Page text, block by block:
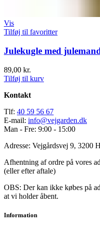
Vis
Tilføj til favoritter
Julekugle med
89,00 kr.
Tilføj til kurv
Kontakt
Tlf: 40 59 56 67
E-mail: info@vejgarden.dk
Man - Fre: 9:00 - 15:00
Adresse: Vejgårdsvej 9, 3200
Afhentning af ordre på vores
(eller efter aftale)
OBS: Der kan ikke købes på
at vi holder åbent.
Information